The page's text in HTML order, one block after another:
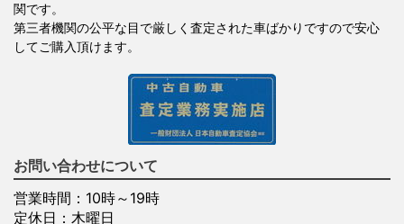
関です。
第三者機関の公平な目で厳しく査定された車ばかりですので安心
してご購入頂けます。
お問い合わせについて
営業時間：10時～19時
定休日：木曜日